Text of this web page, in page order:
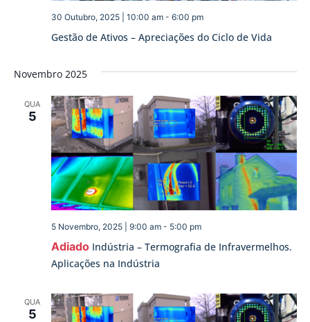
Gestão de Ativos – Apreciações do Ciclo de Vida
30 Outubro, 2025 | 10:00 am- 6:00 pm
Novembro 2025
QUA
5
Adiado Indústria – Termografia de Infravermelhos.
Aplicações na Indústria
5 Novembro, 2025 | 9:00 am- 5:00 pm
QUA
5